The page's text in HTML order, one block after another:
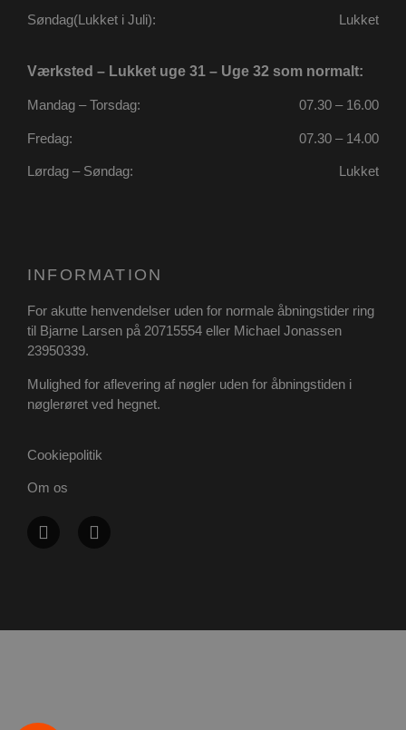
Søndag(Lukket i Juli): Lukket
Værksted – Lukket uge 31 – Uge 32 som normalt:
Mandag – Torsdag: 07.30 – 16.00
Fredag: 07.30 – 14.00
Lørdag – Søndag: Lukket
INFORMATION
For akutte henvendelser uden for normale åbningstider ring
til Bjarne Larsen på 20715554 eller Michael Jonassen
23950339.
Mulighed for aflevering af nøgler uden for åbningstiden i
nøglerøret ved hegnet.
Cookiepolitik
Om os
CookieScriptConsent
PHPSESSID
PHP.net
Session